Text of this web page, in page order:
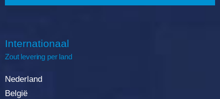
Internationaal
Zout levering per land
Nederland
België